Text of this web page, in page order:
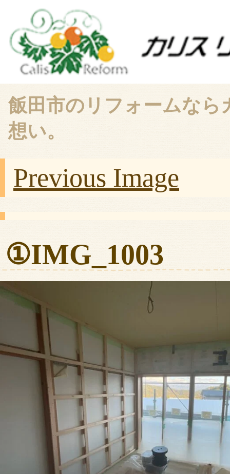
飯田市のリフォームな
想い。
Previous Image
①IMG_1003